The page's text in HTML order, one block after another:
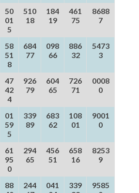
50
01
5
510
18
184
19
461
75
8688
7
58
51
8
684
77
098
66
886
32
5473
3
47
42
4
926
79
604
65
726
71
0008
0
01
59
5
339
89
683
62
108
01
9001
0
61
95
0
294
65
456
51
658
16
8253
9
88
244
041
339
9585